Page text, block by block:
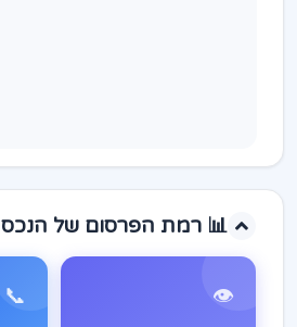
📊 רמת הפרסום של הנכס
👁️
📞